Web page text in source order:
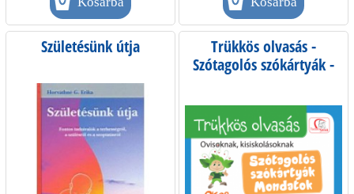
Születésünk útja
Trükkös olvasás -
Szótagolós szókártyák -